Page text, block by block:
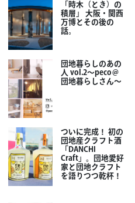
「時木（とき）の
積層」 大阪・関西
万博とその後の
話。
団地暮らしのあの
人 vol.2～peco＠
団地暮らしさん～
ついに完成！ 初の
団地産クラフト酒
「DANCHI
Craft」。団地愛好
家と団地クラフト
を語りつつ乾杯！